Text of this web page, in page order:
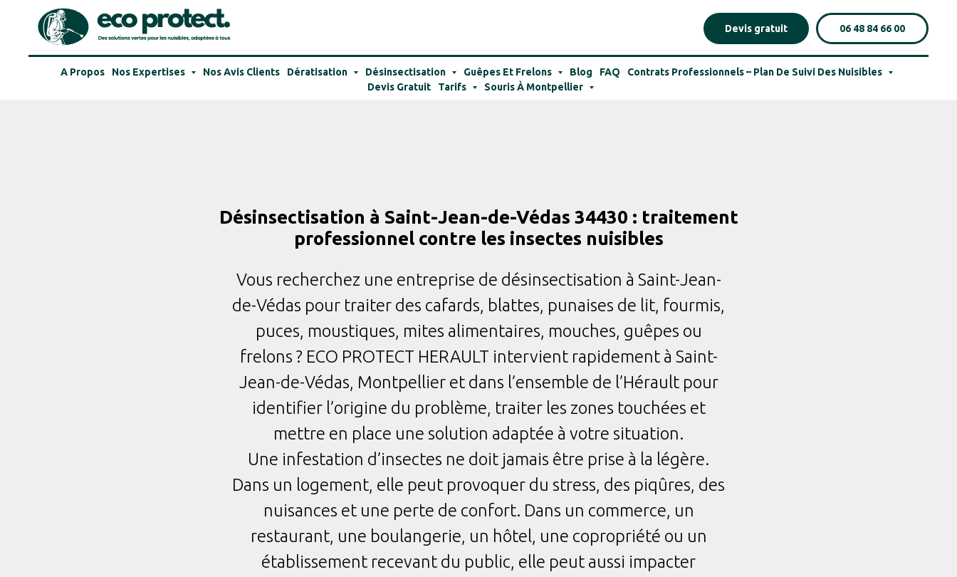
Devis gratuit 06 48 84 66 00
A Propos Nos Expertises Nos Avis Clients Dératisation Désinsectisation Guêpes Et Frelons Blog FAQ
Contrats Professionnels – Plan De Suivi Des Nuisibles
Devis Gratuit
Tarifs Souris À Montpellier
Désinsectisation à Saint-Jean-de-Védas 34430 : traitement
professionnel contre les insectes nuisibles
Vous recherchez une entreprise de désinsectisation à Saint-Jean-
de-Védas pour traiter des cafards, blattes, punaises de lit, fourmis,
puces, moustiques, mites alimentaires, mouches, guêpes ou
frelons ? ECO PROTECT HERAULT intervient rapidement à Saint-
Jean-de-Védas, Montpellier et dans l’ensemble de l’Hérault pour
identifier l’origine du problème, traiter les zones touchées et
mettre en place une solution adaptée à votre situation.
Une infestation d’insectes ne doit jamais être prise à la légère.
Dans un logement, elle peut provoquer du stress, des piqûres, des
nuisances et une perte de confort. Dans un commerce, un
restaurant, une boulangerie, un hôtel, une copropriété ou un
établissement recevant du public, elle peut aussi impacter